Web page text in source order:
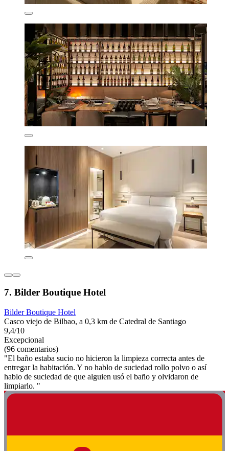
7. Bilder Boutique Hotel
Bilder Boutique Hotel
Casco viejo de Bilbao, a 0,3 km de Catedral de Santiago
9,4/10
Excepcional
(96 comentarios)
"El baño estaba sucio no hicieron la limpieza correcta antes de
entregar la habitación. Y no hablo de suciedad rollo polvo o así
hablo de suciedad de que alguien usó el baño y olvidaron de
limpiarlo. "